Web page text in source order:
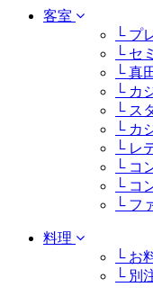
客室
└ プ
└ セ
└ 真
└ カ
└ ス
└ カ
└ レ
└ コ
└ コ
└ フ
料理
└ お
└ 別